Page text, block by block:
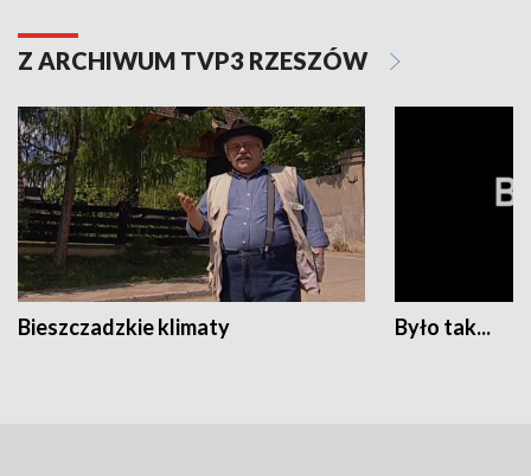
Z ARCHIWUM TVP3 RZESZÓW
Bieszczadzkie klimaty Było tak...